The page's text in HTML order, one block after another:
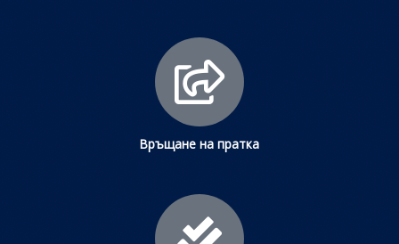
Връщане на пратка